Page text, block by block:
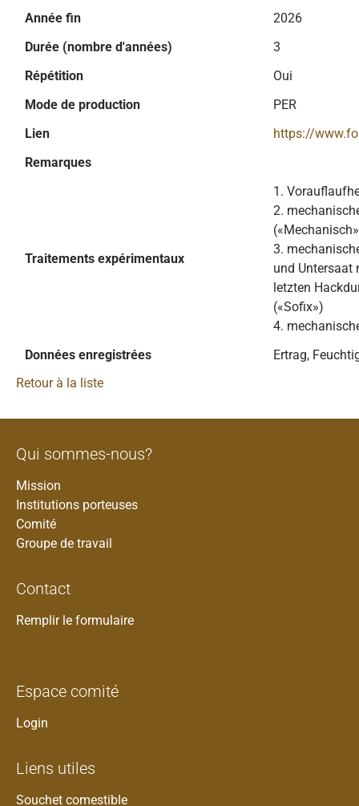
Année fin
2026
Durée (nombre d'années)
3
Répétition
Oui
Mode de production
PER
Lien
https://
Remarques
Traitements expérimentaux
1.
2.
3.
und Untersaat
letzten
(«Sofix»)
4.
Données enregistrées
Ertrag,
Retour à la liste
Qui sommes-nous?
Mission
Institutions porteuses
Comité
Groupe de travail
Contact
Remplir le formulaire
Espace comité
Login
Liens utiles
Souchet comestible